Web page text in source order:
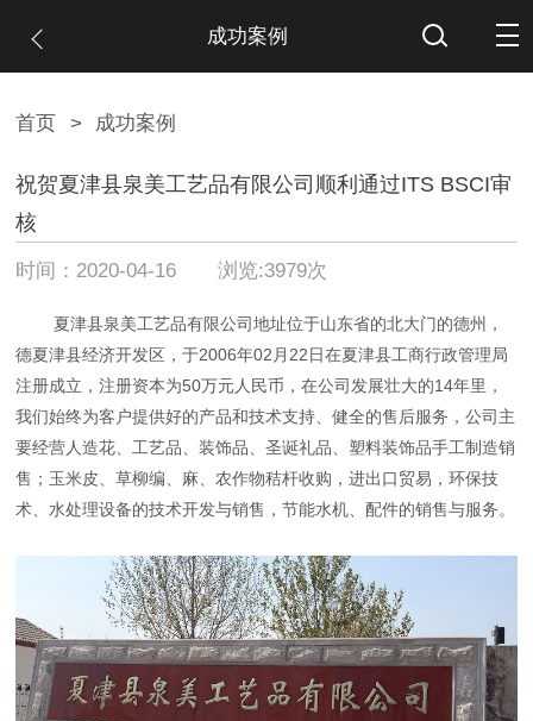
成功案例
首页 > 成功案例
祝贺夏津县泉美工艺品有限公司顺利通过ITS BSCI审
核
时间：2020-04-16 浏览:3979次
夏津县泉美工艺品有限公司地址位于山东省的北大门的德州，
德夏津县经济开发区，于2006年02月22日在夏津县工商行政管理局
注册成立，注册资本为50万元人民币，在公司发展壮大的14年里，
我们始终为客户提供好的产品和技术支持、健全的售后服务，公司主
要经营人造花、工艺品、装饰品、圣诞礼品、塑料装饰品手工制造销
售；玉米皮、草柳编、麻、农作物秸杆收购，进出口贸易，环保技
术、水处理设备的技术开发与销售，节能水机、配件的销售与服务。